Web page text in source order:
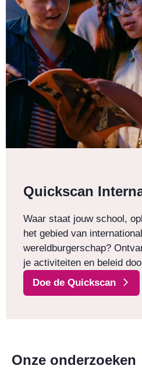
Quickscan
Waar staat jouw school,
het gebied van
wereldburgerschap?
je activiteiten en beleid
Doe de Quickscan
Onze onderzoeken